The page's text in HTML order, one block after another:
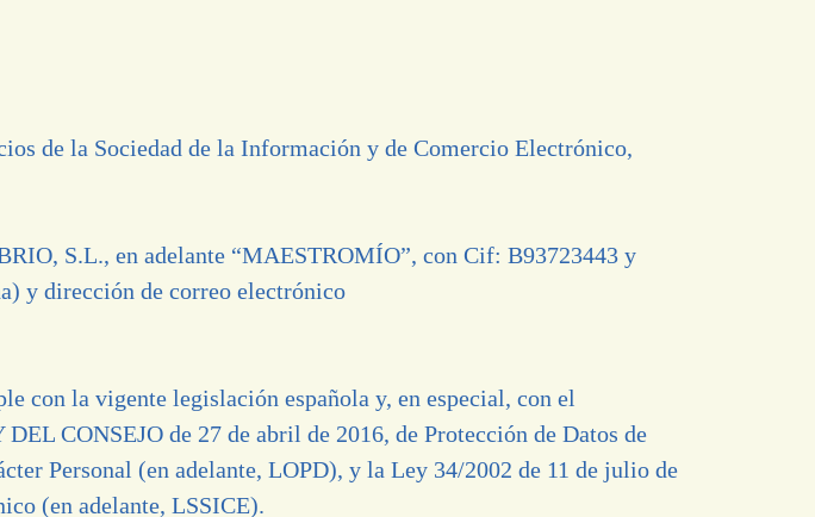
de la Sociedad de la Información y de Comercio Electrónico,
S.L., en adelante “MAESTROMÍO”, con Cif: B93723443 y
y dirección de correo electrónico
con la vigente legislación española y, en especial, con el
CONSEJO de 27 de abril de 2016, de Protección de Datos de
Personal (en adelante, LOPD), y la Ley 34/2002 de 11 de julio de
(en adelante, LSSICE).